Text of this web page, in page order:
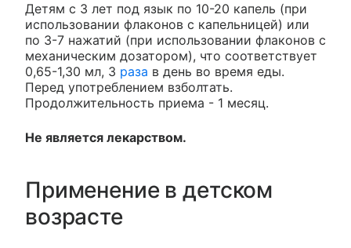
Детям с 3 лет под язык по 10-20 капель (при
использовании флаконов с капельницей) или
по 3-7 нажатий (при использовании флаконов с
механическим дозатором), что соответствует
0,65-1,30 мл, 3 раза в день во время еды.
Перед употреблением взболтать.
Продолжительность приема - 1 месяц.
Не является лекарством.
Применение в детском
возрасте